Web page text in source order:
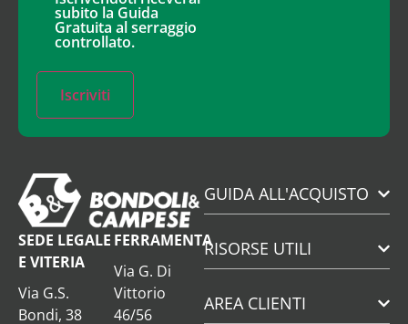
subito la Guida
Gratuita al serraggio
controllato.
Iscriviti
SEDE LEGALE
E VITERIA
Via G.S.
Bondi, 38
FERRAMENTA
Via G. Di
Vittorio
46/56
GUIDA ALL'ACQUISTO
RISORSE UTILI
AREA CLIENTI